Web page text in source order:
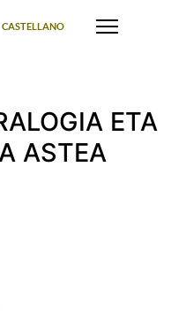
CASTELLANO
ETA
ASTEA